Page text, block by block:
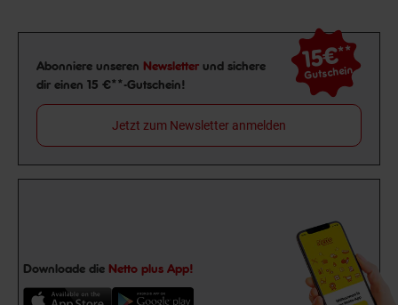
Newsletter Anmeldung
Abonniere unseren Newsletter und sichere
dir einen 15 €**-Gutschein!
15€**
Gutschein
Jetzt zum Newsletter anmelden
Downloade die Netto plus App!